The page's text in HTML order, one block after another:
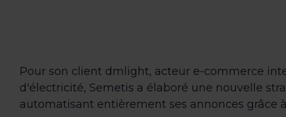
Pour son client dmlight, acteur e-commerce
d'électricité, Semetis a élaboré une nouvelle
automatisant entièrement ses annonces grâce